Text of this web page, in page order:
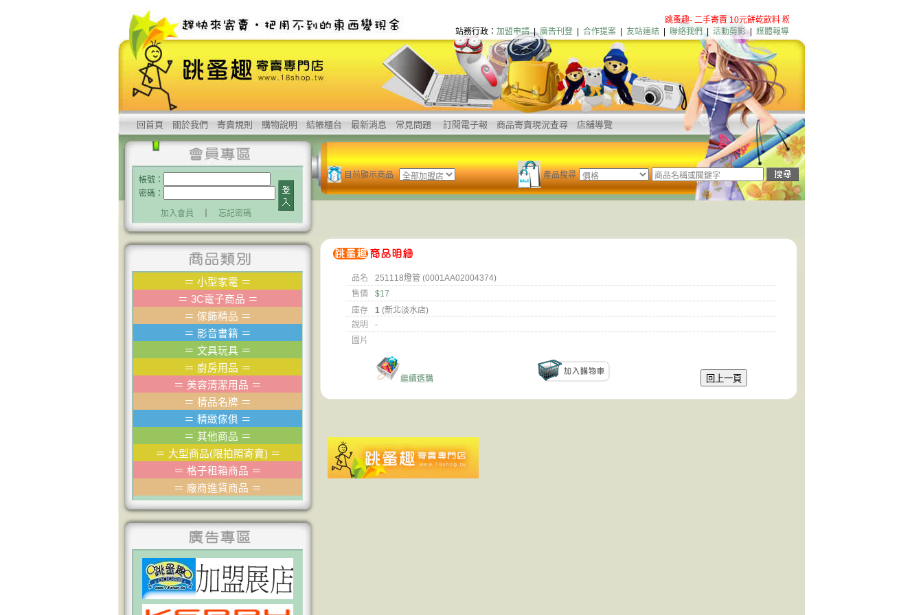
跳蚤趣- 二手寄賣 10元餅乾飲料 粉絲團歡迎加入
站務行政： 加盟申請|廣告刊登 合作提案 友站連結 聯絡我們 | 活動剪影| 媒體報導
回首頁 關於我們 寄賣規則 購物說明 結帳櫃台 最新消息 常見問題 訂閱電子報 商品寄賣現況查尋 店舖導覽
帳號：
密碼：
加入會員 忘記密碼
目前顯示商品 產品搜尋
＝ 小型家電 ＝
＝ 3C電子商品 ＝
＝ 傢飾精品 ＝
＝ 影音書籍 ＝
＝ 文具玩具 ＝
＝ 廚房用品 ＝
＝ 美容清潔用品 ＝
＝ 棈品名牌 ＝
＝ 精緻傢俱 ＝
＝ 其他商品 ＝
＝ 大型商品(限拍照寄賣) ＝
＝ 格子租箱商品 ＝
＝ 廠商進貨商品 ＝
品名
251118燈管 (0001AA02004374)
售價
$17
庫存
1 (新北淡水店)
說明
-
圖片
繼續選購